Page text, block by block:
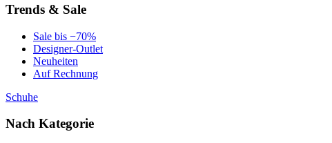
Trends & Sale
Sale bis −70%
Designer-Outlet
Neuheiten
Auf Rechnung
Schuhe
Nach Kategorie